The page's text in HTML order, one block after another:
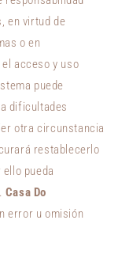
en virtud de
o en
acceso y uso
puede
dificultades
otra circunstancia
restablecerlo
pueda
Casa Do
error u omisión